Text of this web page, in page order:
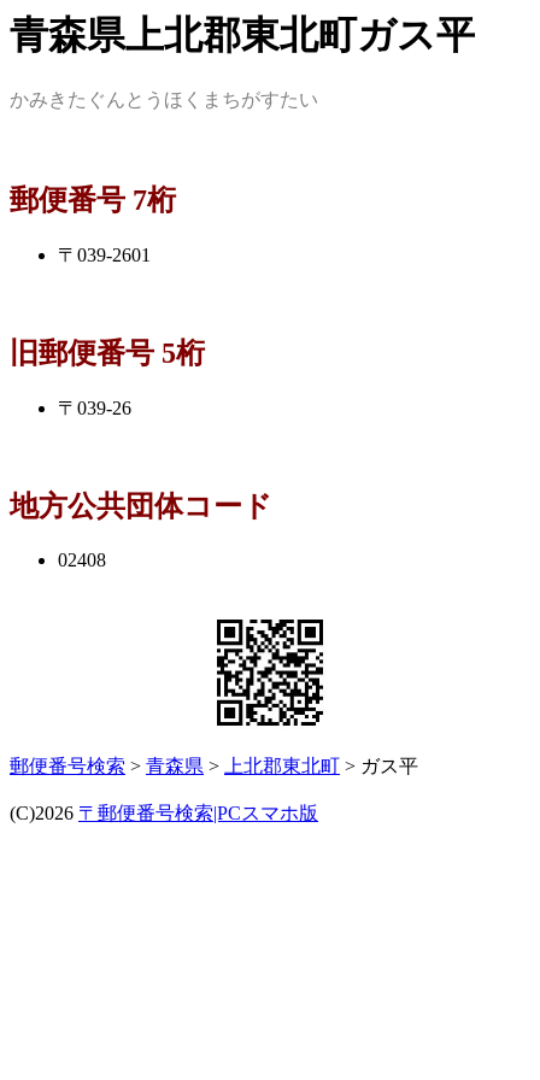
青森県上北郡東北町ガス平
かみきたぐんとうほくまちがすたい
郵便番号 7桁
〒039-2601
旧郵便番号 5桁
〒039-26
地方公共団体コード
02408
郵便番号検索 > 青森県 > 上北郡東北町 > ガス平
(C)2026 〒郵便番号検索|PCスマホ版